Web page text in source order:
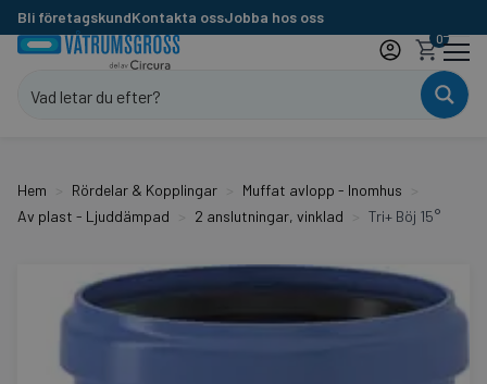
Bli företagskundKontakta ossJobba hos oss
0
Hem Rördelar & Kopplingar
Muffat avlopp - Inomhus
Av plast - Ljuddämpad
2 anslutningar, vinklad Tri+ Böj 15°